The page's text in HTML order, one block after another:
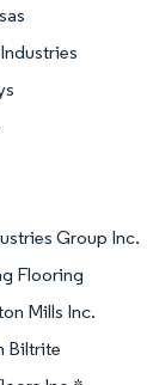
Group Inc.
Flooring
Mills Inc.
Biltrite